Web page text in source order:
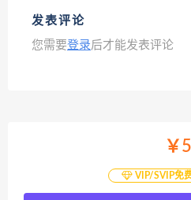
发表评论
您需要登录后才能发表评论
￥5
VIP/SVIP免